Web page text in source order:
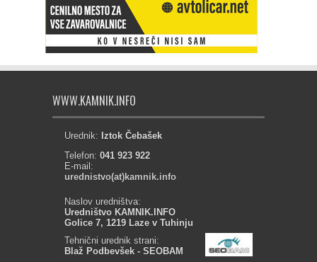
WWW.KAMNIK.INFO
Urednik: Iztok Čebašek
Telefon: 041 923 922
E-mail:
urednistvo(at)kamnik.info
Naslov uredništva:
Uredništvo KAMNIK.INFO
Golice 7, 1219 Laze v Tuhinju
Tehnični urednik strani:
Blaž Podbevšek - SEOBAM